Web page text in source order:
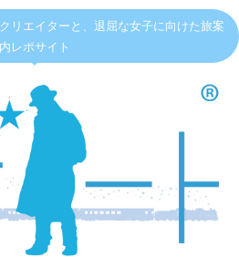
リエイターと、退屈な女子に向けた旅案
内レポサイト